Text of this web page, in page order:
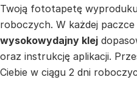
Twoją fototapetę
roboczych. W każdej paczce
wysokowydajny klej
oraz instrukcję aplikacji.
Ciebie w ciągu 2 dni